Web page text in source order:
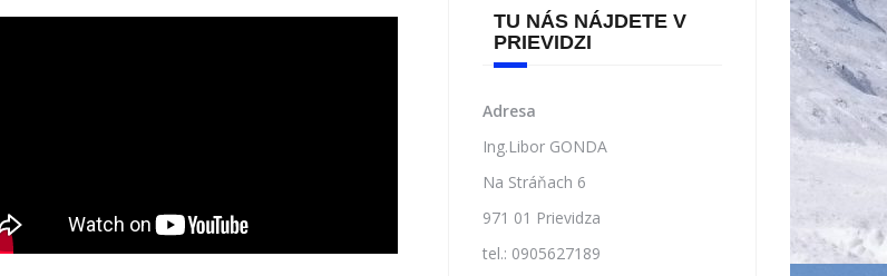
TU NÁS NÁJDETE V
PRIEVIDZI
Adresa
Ing.Libor GONDA
Na Stráňach 6
971 01 Prievidza
tel.: 0905627189